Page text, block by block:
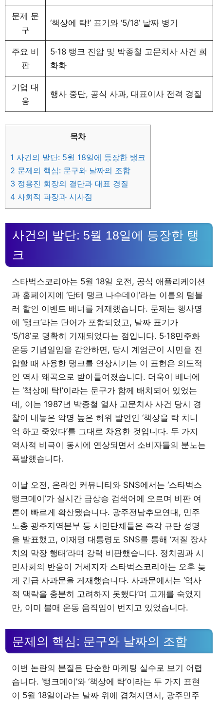
문제 문
구
‘책상에 탁!’ 표기와 ‘5/18’ 날짜 병기
주요 비
판
5·18 탱크 진압 및 박종철 고문치사 사건 희
화화
기업 대
응
행사 중단, 공식 사과, 대표이사 전격 경질
목차
1 사건의 발단: 5월 18일에 등장한 탱크
2 문제의 핵심: 문구와 날짜의 조합
3 정용진 회장의 결단과 대표 경질
4 사회적 파장과 시사점
사건의 발단: 5월 18일에 등장한 탱
크
스타벅스코리아는 5월 18일 오전, 공식 애플리케이션
과 홈페이지에 ‘단테 탱크 나수데이’라는 이름의 텀블
러 할인 이벤트 배너를 게재했습니다. 문제는 행사명
에 ‘탱크’라는 단어가 포함되었고, 날짜 표기가
‘5/18’로 명확히 기재되었다는 점입니다. 5·18민주화
운동 기념일임을 감안하면, 당시 계엄군이 시민을 진
압할 때 사용한 탱크를 연상시키는 이 표현은 의도적
인 역사 왜곡으로 받아들여졌습니다. 더욱이 배너에
는 ‘책상에 탁!’이라는 문구가 함께 배치되어 있었는
데, 이는 1987년 박종철 열사 고문치사 사건 당시 경
찰이 내놓은 악명 높은 허위 발언인 ‘책상을 탁 치니
억 하고 죽었다’를 그대로 차용한 것입니다. 두 가지
역사적 비극이 동시에 연상되면서 소비자들의 분노는
폭발했습니다.
이날 오전, 온라인 커뮤니티와 SNS에서는 ‘스타벅스
탱크데이’가 실시간 급상승 검색어에 오르며 비판 여
론이 빠르게 확산됐습니다. 광주전남추모연대, 민주
노총 광주지역본부 등 시민단체들은 즉각 규탄 성명
을 발표했고, 이재명 대통령도 SNS를 통해 ‘저질 장사
치의 막장 행태’라며 강력 비판했습니다. 정치권과 시
민사회의 반응이 거세지자 스타벅스코리아는 오후 늦
게 긴급 사과문을 게재했습니다. 사과문에서는 ‘역사
적 맥락을 충분히 고려하지 못했다’며 고개를 숙였지
만, 이미 불매 운동 움직임이 번지고 있었습니다.
문제의 핵심: 문구와 날짜의 조합
이번 논란의 본질은 단순한 마케팅 실수로 보기 어렵
습니다. ‘탱크데이’와 ‘책상에 탁’이라는 두 가지 표현
이 5월 18일이라는 날짜 위에 겹쳐지면서, 광주민주